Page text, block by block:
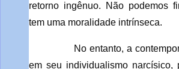
retorno ingênuo. Não podemos
tem uma moralidade intrínseca.
No entanto, a
em seu individualismo narcísico,